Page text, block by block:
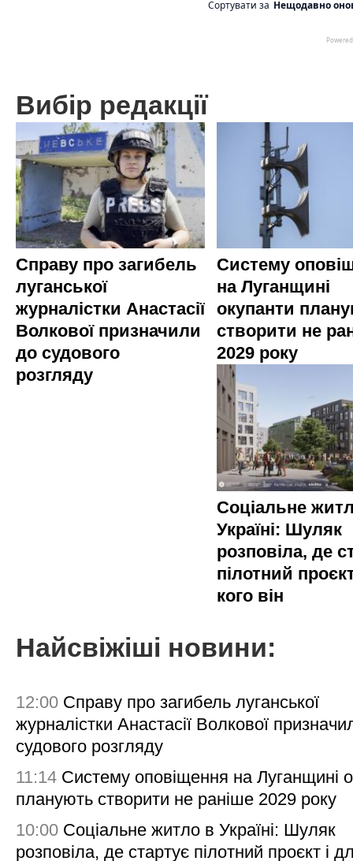
Вибір редакції
Справу про загибель
луганської
журналістки Анастасії
Волкової призначили
до судового
розгляду
Систему
на Луганщині
окупанти
створити не
2029 року
Соціальне
Україні: Шуляк
розповіла, де
пілотний
кого він
Найсвіжіші новини:
12:00 Справу про загибель луганської
журналістки Анастасії Волкової
судового розгляду
11:14 Систему оповіщення на Луганщині
планують створити не раніше 2029 року
10:00 Соціальне житло в Україні: Шуляк
розповіла, де стартує пілотний проєкт і